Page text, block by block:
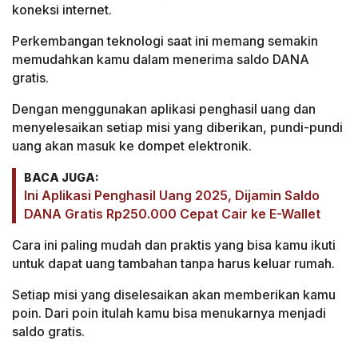
koneksi internet.
Perkembangan teknologi saat ini memang semakin
memudahkan kamu dalam menerima saldo DANA
gratis.
Dengan menggunakan aplikasi penghasil uang dan
menyelesaikan setiap misi yang diberikan, pundi-pundi
uang akan masuk ke dompet elektronik.
BACA JUGA:
Ini Aplikasi Penghasil Uang 2025, Dijamin Saldo
DANA Gratis Rp250.000 Cepat Cair ke E-Wallet
Cara ini paling mudah dan praktis yang bisa kamu ikuti
untuk dapat uang tambahan tanpa harus keluar rumah.
Setiap misi yang diselesaikan akan memberikan kamu
poin. Dari poin itulah kamu bisa menukarnya menjadi
saldo gratis.